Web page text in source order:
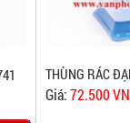
THÙNG RÁC
Giá:72.500